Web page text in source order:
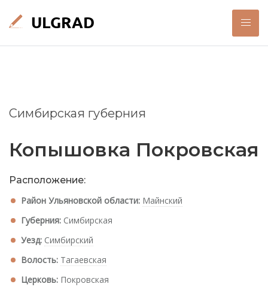
Симбирская губерния
Копышовка Покровская
Расположение:
Район Ульяновской области: Майнский
Губерния: Симбирская
Уезд: Симбирский
Волость: Тагаевская
Церковь: Покровская